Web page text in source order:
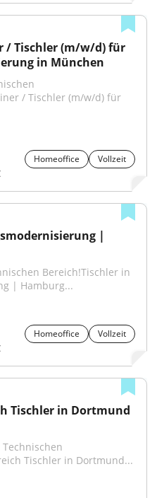
/ Tischler (m/w/d) für
in München
/ Tischler (m/w/d) für
Homeoffice
Vollzeit
|
Bereich!Tischler in
| Hamburg...
Homeoffice
Vollzeit
Tischler in Dortmund
Tischler in Dortmund...